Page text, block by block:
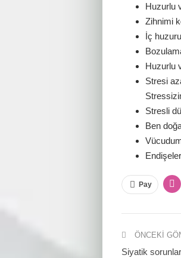
Huzurlu
Zihnimi
İç
Huzurlu
Stresi
Stresli
Ben
Pay
ÖNCEKI
Siyatik